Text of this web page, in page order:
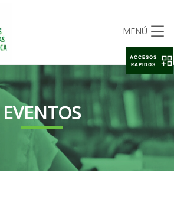
MENÚ
EVENTOS
ACCESOS
RAPIDOS